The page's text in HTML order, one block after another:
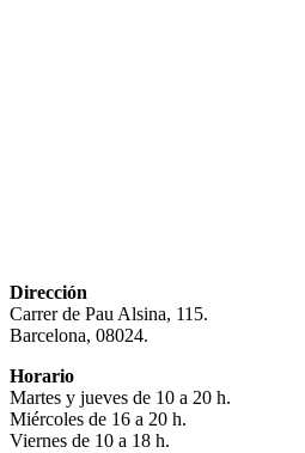
Dirección
Carrer de Pau Alsina, 115.
Barcelona, 08024.
Horario
Martes y jueves de 10 a 20 h.
Miércoles de 16 a 20 h.
Viernes de 10 a 18 h.